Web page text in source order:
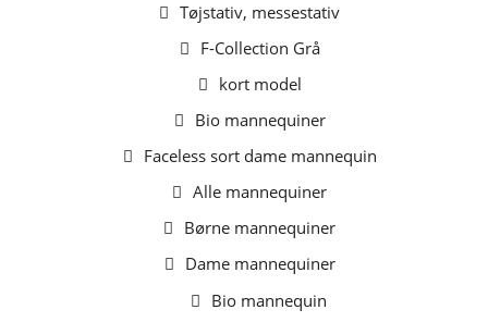
Tøjstativ, messestativ
F-Collection Grå
kort model
Bio mannequiner
Faceless sort dame mannequin
Alle mannequiner
Børne mannequiner
Dame mannequiner
Bio mannequin